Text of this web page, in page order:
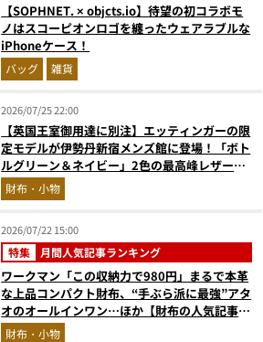
【SOPHNET. × objcts.io】待望の初コラボモ
ノはスコーピオンロゴを纏ったウェアラブルな
iPhoneケース！
バッグ 雑貨
2026/07/25 22:00
【英国王室御用達に別注】エッティンガーの限
定モデルが伊勢丹新宿メンズ館に登場！「ボト
ルグリーン＆ネイビー」2色の最高峰レザーグ
ッズに注目
財布・小物
2026/07/22 15:00
特集 月間人気記事ランキング
ワークマン「この収納力で980円」まるで本革
な上品コンパクト財布、“手ぶら派に最強”アタ
オのオールインワン…ほか【財布の人気記事ラ
ンキングベスト3】（2026年6月版）
財布・小物